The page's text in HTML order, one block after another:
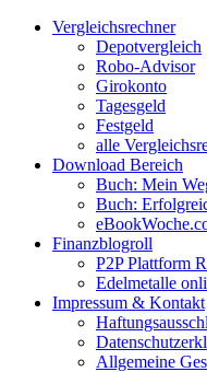
Zum
Facebook
Twitter
Instagram
Pinterest
YouTubeVergleichsrechner
Depotvergleich
Robo-Advisor
Girokonto
Tagesgeld
Festgeld
alle
Download Bereich
Buch: Mein
Buch:
Finanzblogroll
P2P Plattform
Edelmetalle
Impressum & Kontakt
Allgemeine